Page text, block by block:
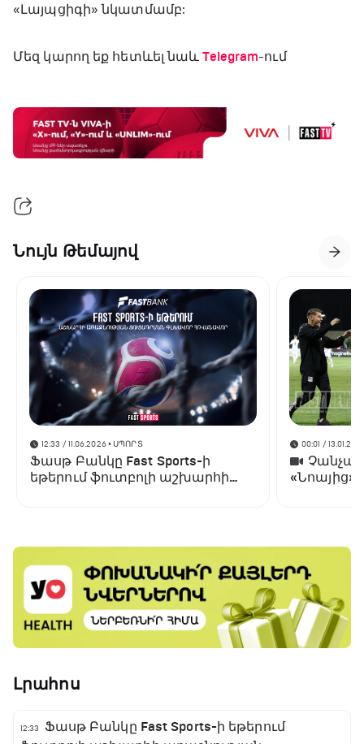
«Լայպցիգի» նկատմամբ:
Մեզ կարող եք հետևել նաև Telegram-ում
Նույն Թեմայով
12:33 / 11.06.2026• ՍՊՈՐՏ
Ֆասթ Բանկը Fast Sports-ի
եթերում ֆուտբոլի աշխարհի
00:01 /
«Նոայից»
Լրահոս
12:33
Ֆասթ Բանկը Fast Sports-ի եթերում